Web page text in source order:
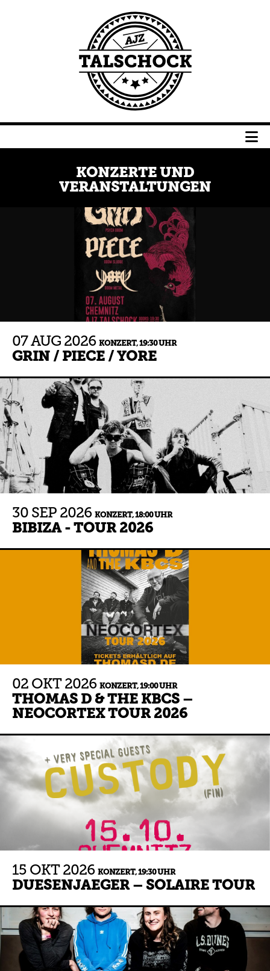
Navigation
KONZERTE UND
VERANSTALTUNGEN
07AUG 2026 KONZERT,19:30 UHR
GRIN / PIECE / YORE
30 SEP 2026 KONZERT,18:00 UHR
BIBIZA - TOUR 2026
02 OKT 2026 KONZERT,19:00 UHR
THOMAS D & THE KBCS –
NEOCORTEX TOUR 2026
15 OKT 2026 KONZERT,19:30 UHR
DUESENJAEGER – SOLAIRE TOUR